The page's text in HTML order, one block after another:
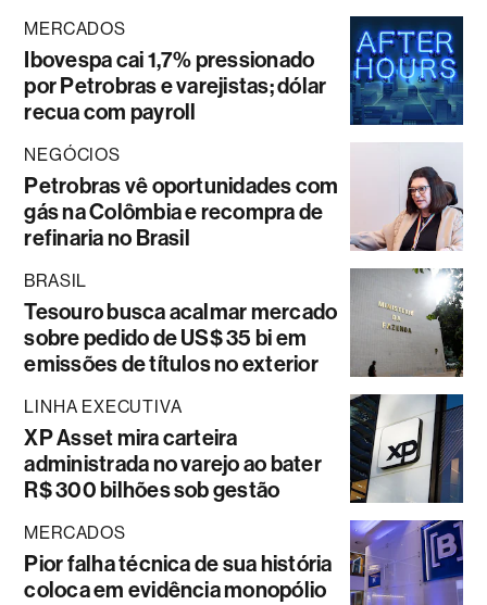
MERCADOS
Ibovespa cai 1,7% pressionado
por Petrobras e varejistas; dólar
recua com payroll
NEGÓCIOS
Petrobras vê oportunidades com
gás na Colômbia e recompra de
refinaria no Brasil
BRASIL
Tesouro busca acalmar mercado
sobre pedido de US$ 35 bi em
emissões de títulos no exterior
LINHA EXECUTIVA
XP Asset mira carteira
administrada no varejo ao bater
R$ 300 bilhões sob gestão
MERCADOS
Pior falha técnica de sua história
coloca em evidência monopólio